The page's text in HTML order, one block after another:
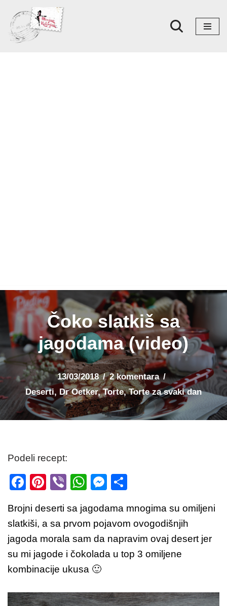
Skoči
na
Čoko slatkiš sa
jagodama (video)
13/03/2018
2 komentara
Deserti, Dr Oetker,Torte,Torte za svaki dan
Podeli recept:
F
c
e
b
o
k
Pi
er
e
st
Vi
er
W
at
s
A
p
p
M
ss
e
n
g
ar
e
Brojni deserti sa jagodama mnogima su omiljeni
slatkiši, a sa prvom pojavom ovogodišnjih
jagoda morala sam da napravim ovaj desert jer
su mi jagode i čokolada u top 3 omiljene
kombinacije ukusa 🙂